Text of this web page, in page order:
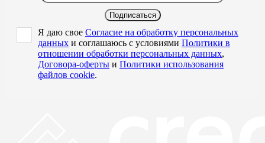
Подписаться
Я даю свое Согласие на обработку персональных
данных и соглашаюсь с условиями Политики в
отношении обработки персональных данных,
Договора-оферты и Политики использования
файлов cookie.